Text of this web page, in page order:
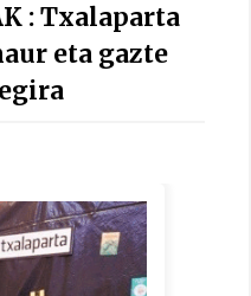
: Txalaparta
eta gazte